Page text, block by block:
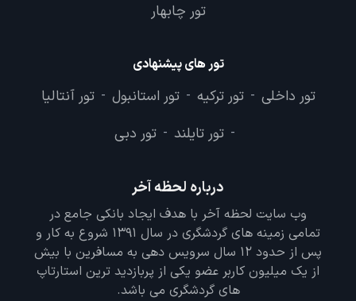
تور چابهار
تور های پیشنهادی
تور داخلی - تور ترکیه - تور استانبول - تور آنتالیا
- تور تایلند - تور دبی
درباره لحظه آخر
وب سایت لحظه آخر با هدف ایجاد بانکی جامع در
تمامی زمینه های گردشگری در سال 1391 شروع به کار و
پس از حدود 12 سال سرویس دهی به مسافرین با بیش
از یک میلیون کاربر عضو یکی از پربازدید ترین استارتاپ
های گردشگری می باشد.